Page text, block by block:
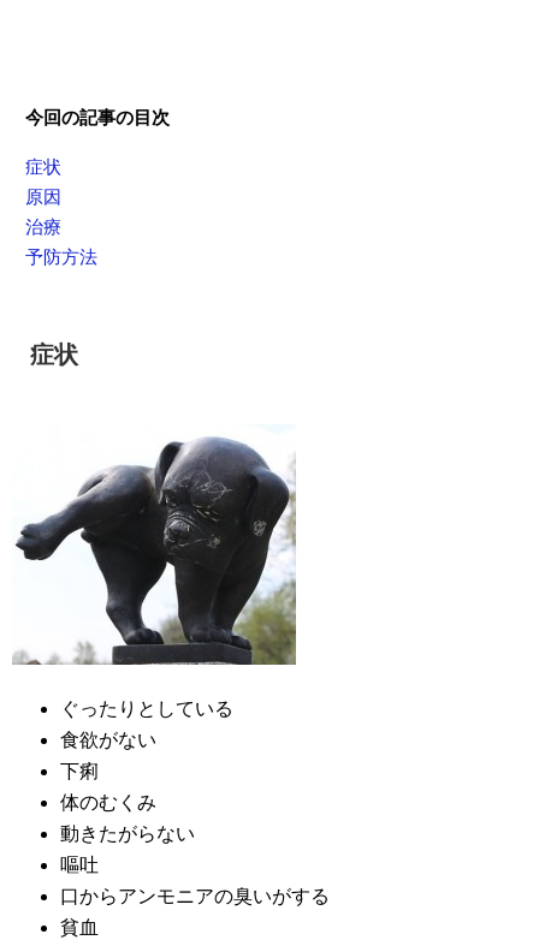
今回の記事の目次
症状
原因
治療
予防方法
症状
ぐったりとしている
食欲がない
下痢
体のむくみ
動きたがらない
嘔吐
口からアンモニアの臭いがする
貧血